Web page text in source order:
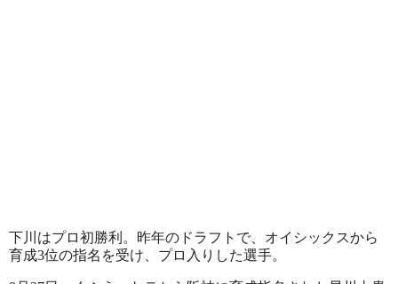
下川はプロ初勝利。昨年のドラフトで、オイシックスから
育成3位の指名を受け、プロ入りした選手。